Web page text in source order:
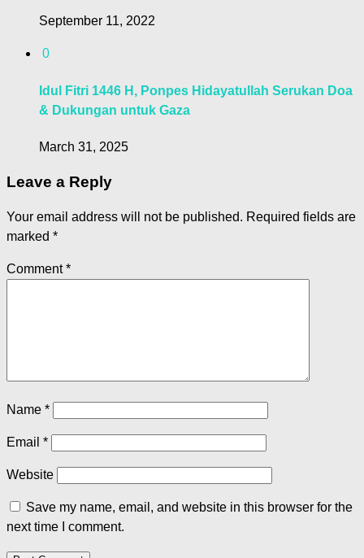
September 11, 2022
0
Idul Fitri 1446 H, Ponpes Hidayatullah Serukan Doa
& Dukungan untuk Gaza
March 31, 2025
Leave a Reply
Your email address will not be published. Required fields are
marked *
Comment*
Name *
Email *
Website
Save my name, email, and website in this browser for the
next time I comment.